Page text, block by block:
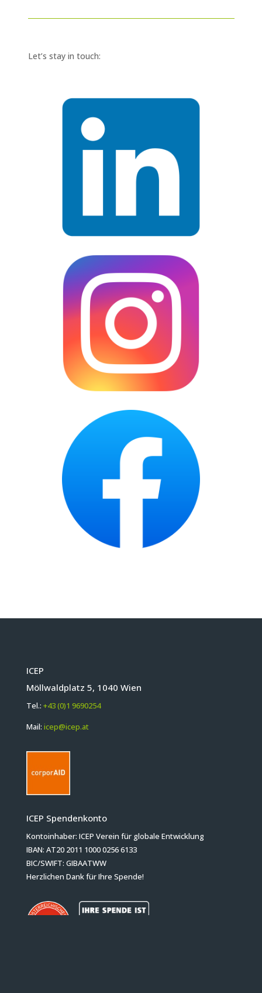
Let’s stay in touch:
ICEP
Möllwaldplatz 5, 1040 Wien
Tel.: +43 (0)1 9690254
Mail: icep@icep.at
ICEP Spendenkonto
Kontoinhaber: ICEP Verein für globale Entwicklung
IBAN: AT20 2011 1000 0256 6133
BIC/SWIFT: GIBAATWW
Herzlichen Dank für Ihre Spende!